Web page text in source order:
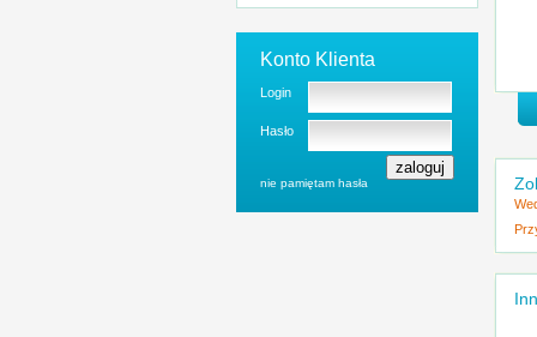
Konto Klienta
Login
Hasło
nie pamiętam hasła